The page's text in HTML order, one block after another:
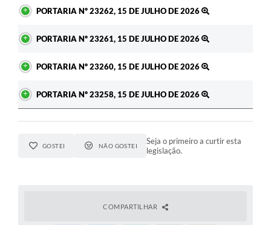
PORTARIA Nº 23262, 15 DE JULHO DE 2026
PORTARIA Nº 23261, 15 DE JULHO DE 2026
PORTARIA Nº 23260, 15 DE JULHO DE 2026
PORTARIA Nº 23258, 15 DE JULHO DE 2026
GOSTEI NÃO GOSTEI
Seja o primeiro a curtir esta
legislação.
COMPARTILHAR